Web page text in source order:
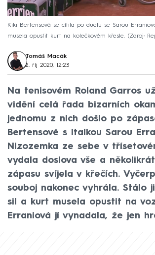
Kiki Bertensová se cítila po duelu se Sarou
musela opustit kurt na kolečkovém křesle.
Zdroj:
Tomáš Macák
2. říj 2020, 12:23
Na tenisovém Roland Garros
vidění celá řada bizarních
jednomu z nich došlo po
Bertensové s Italkou Sarou
Nizozemka ze sebe v
vydala doslova vše a
zápasu svíjela v křečích.
souboj nakonec vyhrála. Stálo
sil a kurt musela opustit na
Erraniová jí vynadala, že jen